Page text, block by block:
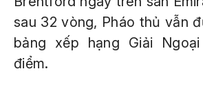
sau 32 vòng, Pháo thủ vẫn
bảng xếp hạng Giải
điểm.